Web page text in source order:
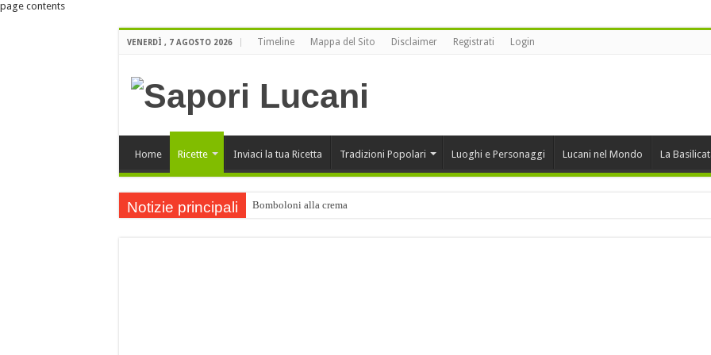
page contents
VENERDÌ , 7 AGOSTO 2026 Timeline Mappa del Sito Disclaimer Registrati Login
Home Ricette Inviaci la tua Ricetta Tradizioni Popolari Luoghi e Personaggi Lucani nel Mondo La
Notizie principali Bomboloni alla crema